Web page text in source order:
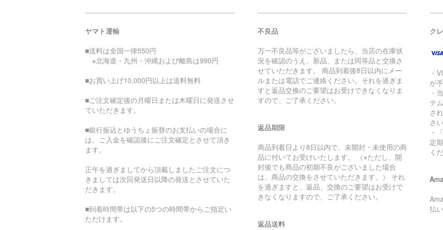
ヤマト運輸
■送料は全国一律550円
※北海道・九州・沖縄および離島は990円
■お買い上げ10,000円以上は送料無料
■ご注文確定後の月曜日または木曜日に発送させ
ていただきます。
■銀行振込とゆうちょ振替のお支払いの場合に
は、ご入金を確認後にご注文確定とさせて頂き
ます。
正午を過ぎましてから頂戴しましたご注文につ
きましては次回発送日以降の発送とさせていた
だきます。
■到着時間帯は以下の5つの時間帯からご指定い
ただけます。
不良品
万一不良品等がございましたら、当店の在庫状
況を確認のうえ、新品、または同等品と交換さ
せていただきます。 商品到着後8日以内にメー
ルまたは電話でご連絡ください。それを過ぎま
すと返品交換のご要望はお受けできなくなりま
すので、ご了承ください。
返品期限
商品到着日より8日以内で、未開封・未使用の商
品に付いてお受けいたします。 （※ただし、開
封後でも商品の初期不良がございました場合
は、商品の交換をさせていただきます。） それ
を過ぎますと、返品、交換のご要望はお受けで
きなくなりますので、ご了承ください。
返品送料
ク
・
が
・
テ
さ
さい
・
定
く
払